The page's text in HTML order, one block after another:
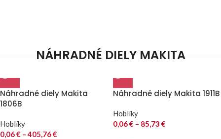
NÁHRADNÉ DIELY MAKITA
Náhradné diely Makita
1806B
Hoblíky
0,06€ – 405,76€
Náhradné diely Makita 1911B
Hoblíky
0,06€ – 85,73 €